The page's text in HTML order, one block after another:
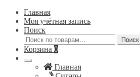
Главная
Моя учётная запись
Поиск
Искать:
Поиск
Корзина 0
Главная